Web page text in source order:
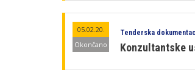
05.02.20.
Okončano
Tenderska
Konzultantske